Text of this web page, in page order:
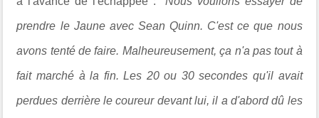
prendre le Jaune avec Sean Quinn. C'est ce que nous
avons tenté de faire. Malheureusement, ça n'a pas tout à
fait marché à la fin. Les 20 ou 30 secondes qu'il avait
perdues derrière le coureur devant lui, il a d'abord dû les